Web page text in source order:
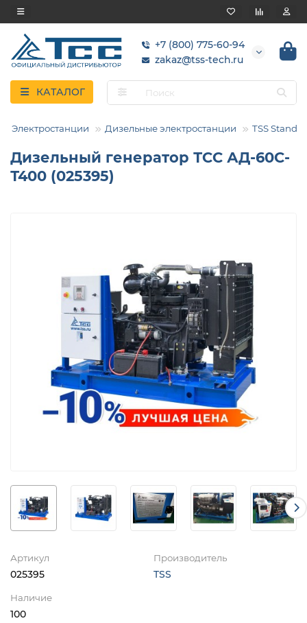
+7 (800) 775-60-94
zakaz@tss-tech.ru
КАТАЛОГ
Электростанции Дизельные электростанции TSS
Дизельный генератор ТСС АД-60С-
Т400 (025395)
Артикул
025395
Производитель
TSS
Наличие
100